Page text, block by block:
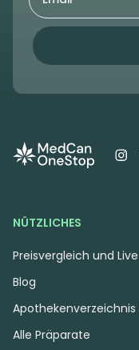
NÜTZLICHES
Preisvergleich und
Blog
Apothekenverzeichnis
Alle Präparate